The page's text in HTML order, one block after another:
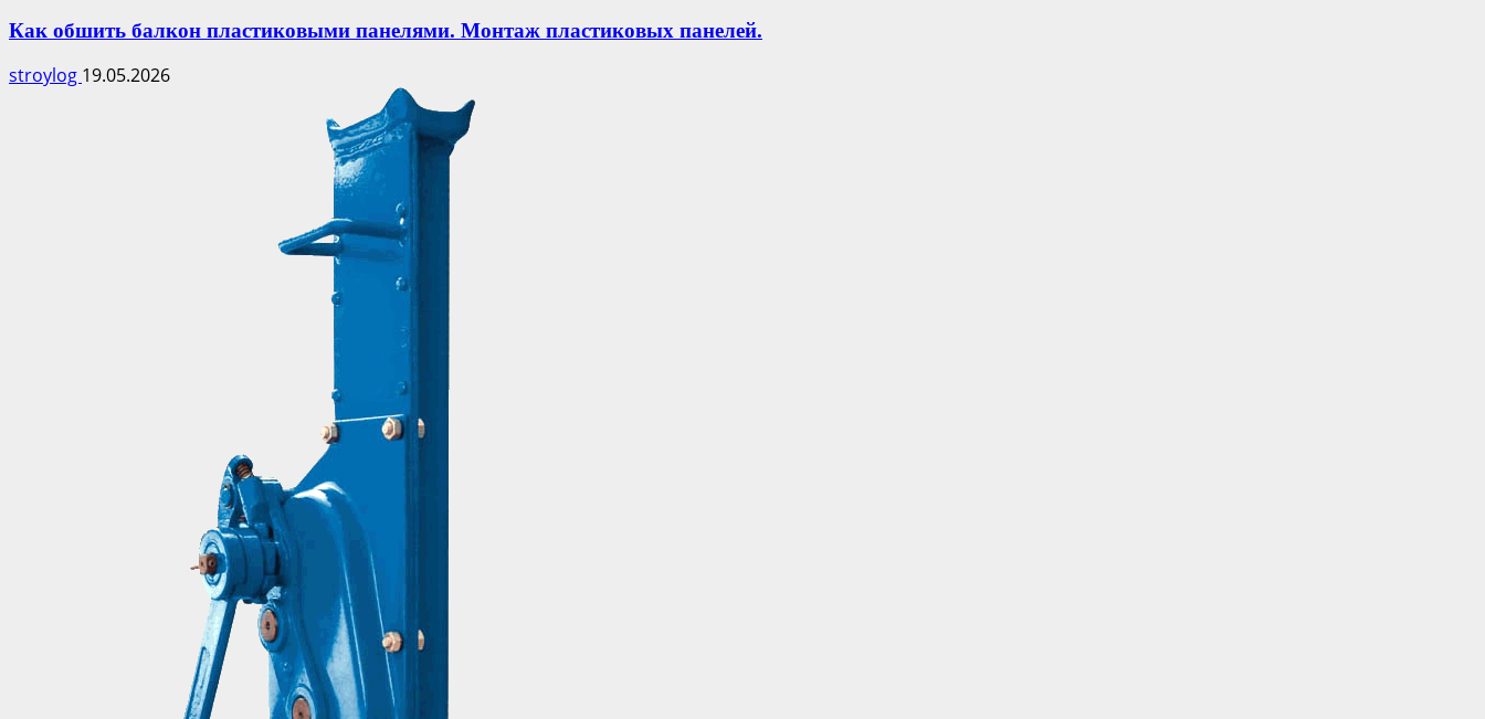
Как обшить балкон пластиковыми панелями. Монтаж пластиковых панелей.
stroylog 19.05.2026